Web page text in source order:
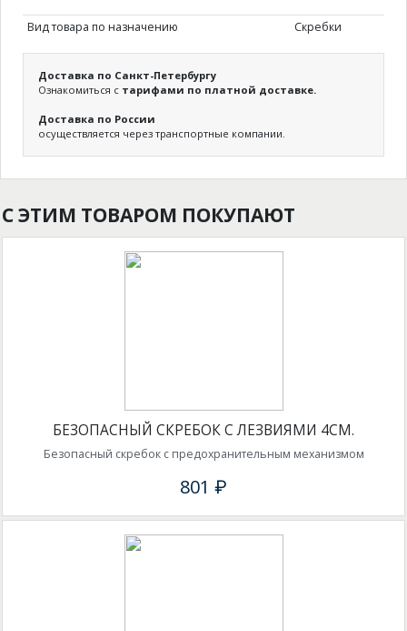
Вид товара по назначению Скребки
Доставка по Санкт-Петербургу
Ознакомиться с тарифами по платной доставке.
Доставка по России
осуществляется через транспортные компании.
С ЭТИМ ТОВАРОМ ПОКУПАЮТ
БЕЗОПАСНЫЙ СКРЕБОК С ЛЕЗВИЯМИ 4СМ.
Безопасный скребок с предохранительным механизмом
801 ₽